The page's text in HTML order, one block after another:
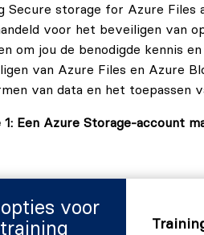
Secure storage for Azure Files
voor het beveiligen van
om jou de benodigde kennis
van Azure Files en Azure
van data en het toepassen
1: Een Azure Storage-account
zul je een Azure Storage-
voor